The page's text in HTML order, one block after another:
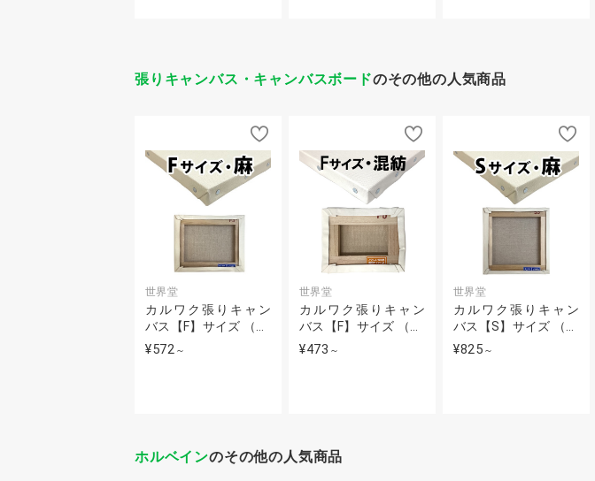
張りキャンバス・キャンバスボードのその他の人気商品
世界堂
カルワク張りキャン
バス【F】サイズ （…
¥572 ～
世界堂
カルワク張りキャン
バス【F】サイズ （…
¥473 ～
世界堂
カルワク張りキャン
バス【S】サイズ （…
¥825 ～
ホルベインのその他の人気商品